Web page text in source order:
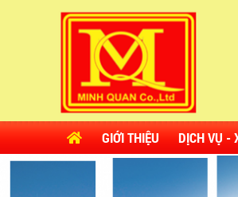
GIỚI THIỆU DỊCH VỤ -